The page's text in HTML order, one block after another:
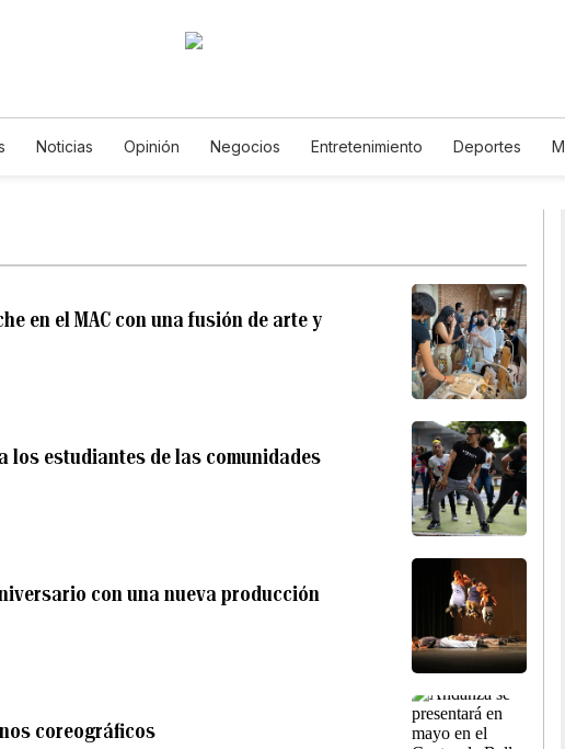
Noticias Opinión Negocios Entretenimiento Deportes
en el MAC con una fusión de arte y
los estudiantes de las comunidades
con una nueva producción
coreográficos